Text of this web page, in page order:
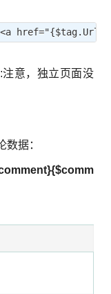
注意，独立页面没
据：